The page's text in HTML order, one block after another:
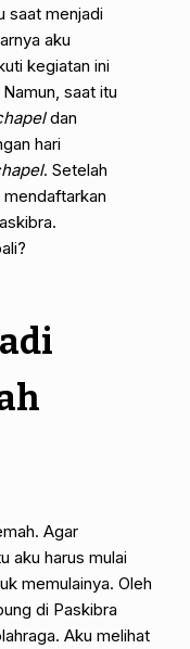
saat menjadi
aku
kegiatan ini
saat itu
dan
hari
. Setelah
Agar
aku harus mulai
memulainya. Oleh
di Paskibra
Aku melihat